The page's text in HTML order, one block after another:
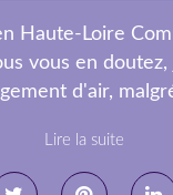
Haute-Loire
vous en
d'air,
Lire la suite